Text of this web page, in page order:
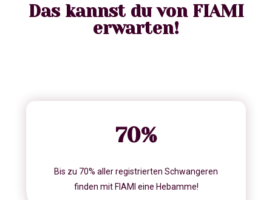
Das kannst du von FIAMI
erwarten!
70%
Bis zu 70% aller registrierten Schwangeren
finden mit FIAMI eine Hebamme!